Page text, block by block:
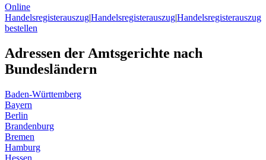
Online
Handelsregisterauszug|Handelsregisterauszug|Handelsregisterauszug
bestellen
Adressen der Amtsgerichte nach
Bundesländern
Baden-Württemberg
Bayern
Berlin
Brandenburg
Bremen
Hamburg
Hessen